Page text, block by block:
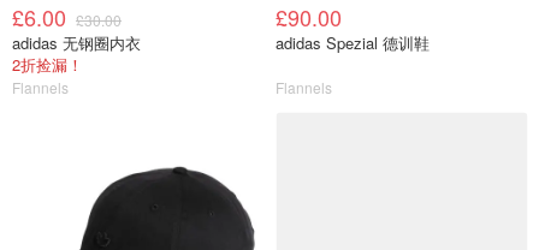
£6.00 £30.00
adidas 无钢圈内衣
2折捡漏！
Flannels
£90.00
adidas Spezial 德训鞋
Flannels